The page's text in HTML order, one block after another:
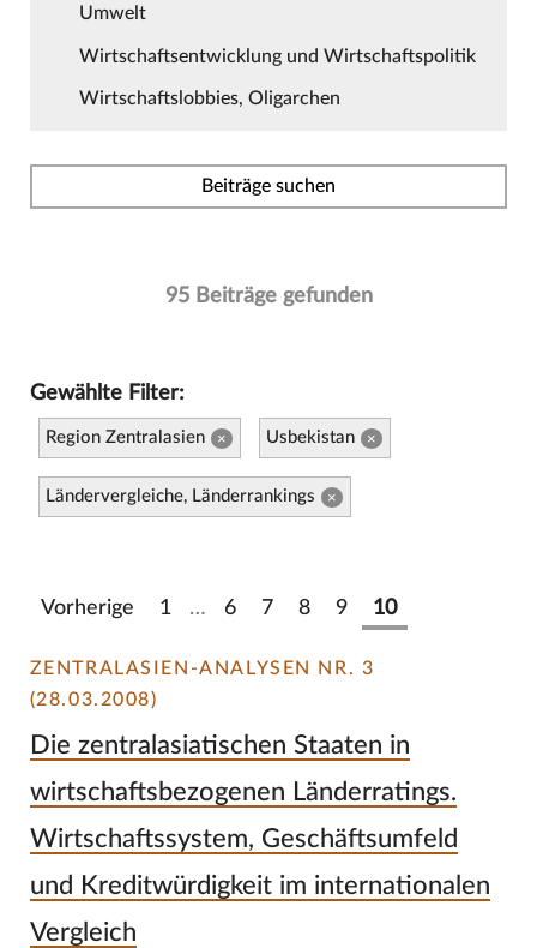
Umwelt
Wirtschaftsentwicklung und Wirtschaftspolitik
Wirtschaftslobbies, Oligarchen
Beiträge suchen
95 Beiträge gefunden
Gewählte Filter:
Region Zentralasien × Usbekistan ×
Ländervergleiche, Länderrankings ×
Vorherige 1 … 6 7 8 9 10
ZENTRALASIEN-ANALYSEN NR. 3
(28.03.2008)
Die zentralasiatischen Staaten in
wirtschaftsbezogenen Länderratings.
Wirtschaftssystem, Geschäftsumfeld
und Kreditwürdigkeit im internationalen
Vergleich